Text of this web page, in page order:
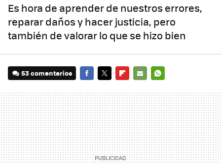
Es hora de aprender de nuestros errores,
reparar daños y hacer justicia, pero
también de valorar lo que se hizo bien
53 comentarios
MAIL